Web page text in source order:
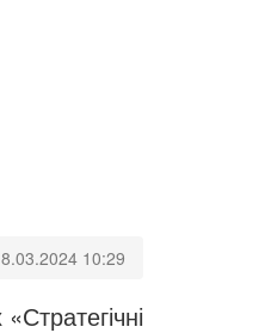
10:29